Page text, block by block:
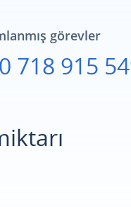
görevler
718 915